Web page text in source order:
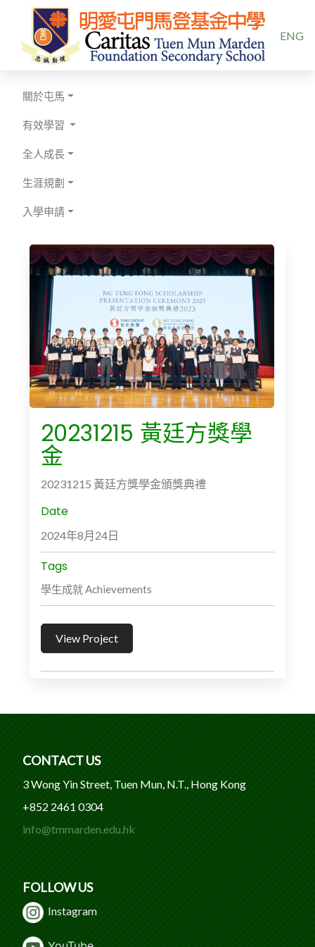
ENG
關於屯馬
有效學習
全人成長
生涯規劃
入學申請
20231215 黃廷方獎學
金
20231215 黃廷方獎學金頒獎典禮
Date
2024年8月24日
Tags
學生成就 Achievements
View Project
CONTACT US
3 Wong Yin Street, Tuen Mun, N.T., Hong Kong
+852 2461 0304
info@tmmarden.edu.hk
FOLLOW US
Instagram